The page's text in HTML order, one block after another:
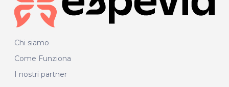
Chi siamo
Come Funziona
I nostri partner